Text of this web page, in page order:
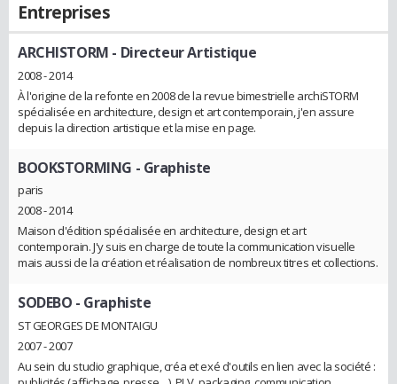
Entreprises
ARCHISTORM - Directeur Artistique
2008 - 2014
À l'origine de la refonte en 2008 de la revue bimestrielle archiSTORM
spécialisée en architecture, design et art contemporain, j'en assure
depuis la direction artistique et la mise en page.
BOOKSTORMING - Graphiste
paris
2008 - 2014
Maison d'édition spécialisée en architecture, design et art
contemporain. J'y suis en charge de toute la communication visuelle
mais aussi de la création et réalisation de nombreux titres et collections.
SODEBO - Graphiste
ST GEORGES DE MONTAIGU
2007 - 2007
Au sein du studio graphique, créa et exé d'outils en lien avec la société :